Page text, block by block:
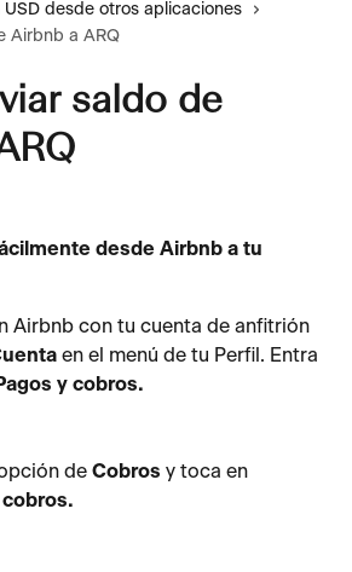
USD desde otros aplicaciones
Airbnb a ARQ
saldo de
desde Airbnb a tu
Airbnb con tu cuenta de anfitrión
en el menú de tu Perfil. Entra
y cobros.
de Cobros y toca en